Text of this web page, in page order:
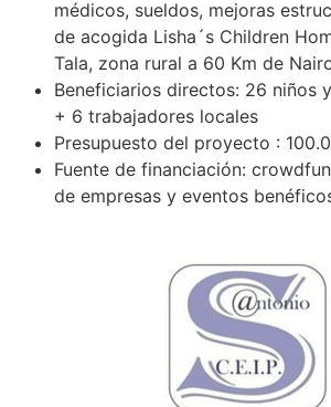
médicos, sueldos, mejoras
de acogida Lisha´s Children
Tala, zona rural a 60 Km de
Beneficiarios directos: 26 niños
+ 6 trabajadores locales
Presupuesto del proyecto :
Fuente de financiación:
de empresas y eventos